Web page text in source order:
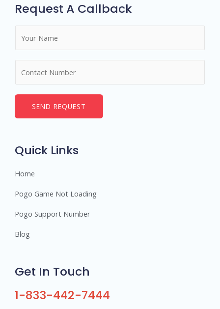
Request A Callback
*
e
SEND REQUEST
Quick Links
Home
Pogo Game Not Loading
Pogo Support Number
Blog
Get In Touch
1-833-442-7444